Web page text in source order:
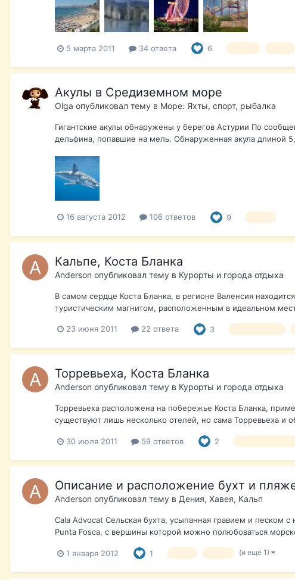
5 марта 2011 34 ответа 6
Акулы в Средиземном море
Olga опубликовал тему в Море: Яхты, спорт, рыбалка
Гигантские акулы обнаружены у берегов Астурии По
дельфина, попавшие на мель. Обнаруженная акула длиной
16 августа 2012 106 ответов 9
Кальпе, Коста Бланка
Anderson опубликовал тему в Курорты и города отдыха
В самом сердце Коста Бланка, в регионе Валенсия
туристическим магнитом, расположенным в идеальном
23 июня 2011 22 ответа 3
Торревьеха, Коста Бланка
Anderson опубликовал тему в Курорты и города отдыха
Торревьеха расположена на побережье Коста Бланка,
существуют лишь несколько отелей, но сама Торревьеха
30 июля 2011 59 ответов 2
Описание и расположение бухт и
Anderson опубликовал тему в Дения, Хавея, Кальп
Cala Advocat Сельская бухта, усыпанная гравием и песком
Punta Fosca, с вершины которой можно полюбоваться
1 января 2012 1 (и ещё 1)